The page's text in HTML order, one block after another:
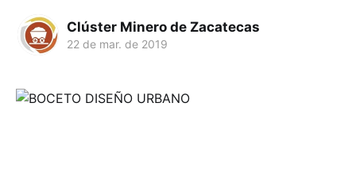
Clúster Minero de Zacatecas
22 de mar. de 2019